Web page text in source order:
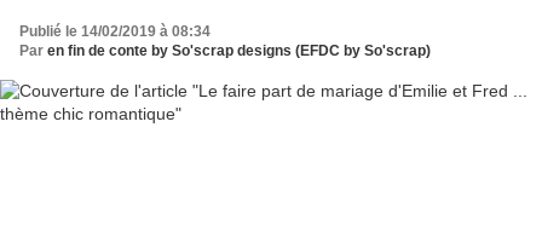
Publié le 14/02/2019 à 08:34
Par en fin de conte by So'scrap designs (EFDC by So'scrap)